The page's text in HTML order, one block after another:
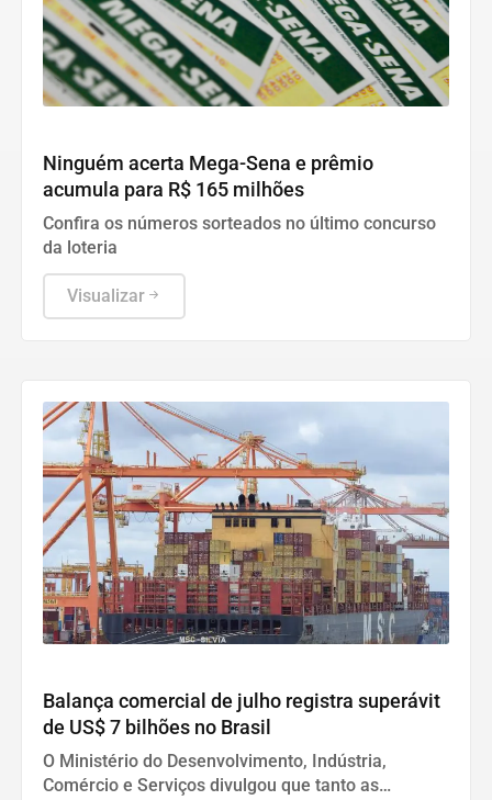
Ninguém acerta Mega-Sena e prêmio
acumula para R$ 165 milhões
Confira os números sorteados no último concurso
da loteria
Visualizar
Balança comercial de julho registra superávit
de US$ 7 bilhões no Brasil
O Ministério do Desenvolvimento, Indústria,
Comércio e Serviços divulgou que tanto as